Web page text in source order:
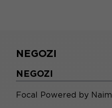
NEGOZI
NEGOZI
Focal Powered by Naim